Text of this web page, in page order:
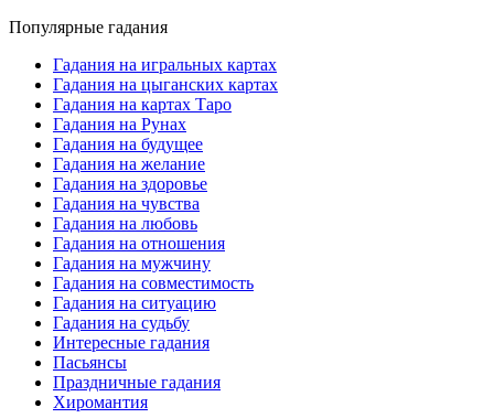
Популярные гадания
Гадания на игральных картах
Гадания на цыганских картах
Гадания на картах Таро
Гадания на Рунах
Гадания на будущее
Гадания на желание
Гадания на здоровье
Гадания на чувства
Гадания на любовь
Гадания на отношения
Гадания на мужчину
Гадания на совместимость
Гадания на ситуацию
Гадания на судьбу
Интересные гадания
Пасьянсы
Праздничные гадания
Хиромантия